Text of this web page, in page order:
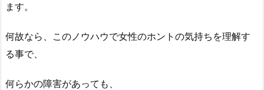
ます。
何故なら、このノウハウで女性のホントの気持ちを理解す
る事で、
何らかの障害があっても、